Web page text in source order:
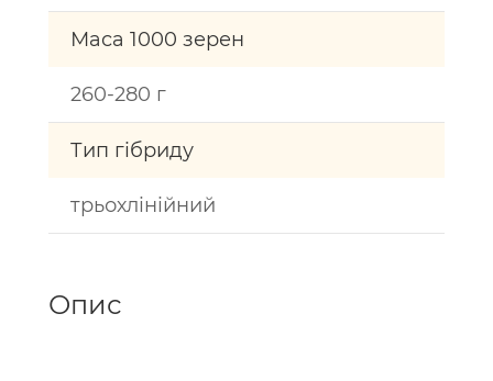
Маса 1000 зерен
260-280 г
Тип гібриду
трьохлінійний
Опис